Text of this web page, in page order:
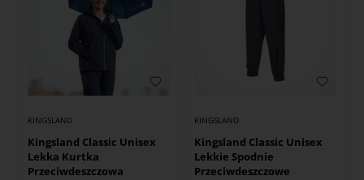
KINGSLAND
Kingsland Classic Unisex
Lekka Kurtka
Przeciwdeszczowa
KINGSLAND
Kingsland Classic Unisex
Lekkie Spodnie
Przeciwdeszczowe